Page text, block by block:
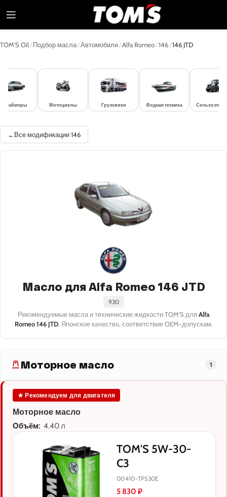
TOM'S Oil /Подбор масла/Автомобили/Alfa Romeo/146/146 JTD
Мотоциклы Грузовики Водная техника
Все модификации 146
Масло для Alfa Romeo 146 JTD
930
Рекомендуемые масла и технические жидкости TOM'S для Alfa
Romeo 146 JTD. Японское качество, соответствие OEM-допускам.
Моторное масло 1
★ Рекомендуем для двигателя
Моторное масло
Объём: 4.40 л
TOM'S 5W-30-
C3
00410-TP530E
5 830 ₽